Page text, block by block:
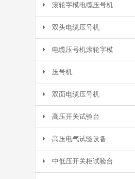
滚轮字模电缆压号机
双头电缆压号机
电缆压号机滚轮字模
压号机
双面电缆压号机
高压开关试验台
高压电气试验设备
中低压开关柜试验台